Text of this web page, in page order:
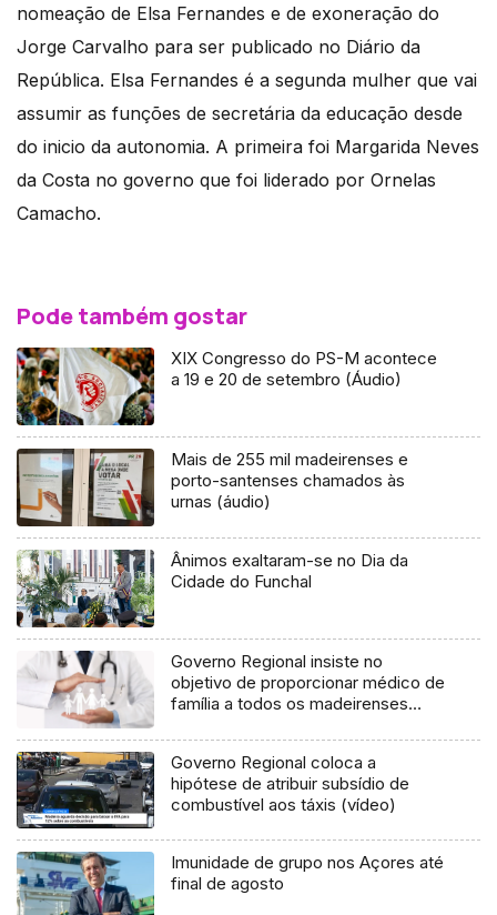
nomeação de Elsa Fernandes e de exoneração do
Jorge Carvalho para ser publicado no Diário da
República. Elsa Fernandes é a segunda mulher que vai
assumir as funções de secretária da educação desde
do inicio da autonomia. A primeira foi Margarida Neves
da Costa no governo que foi liderado por Ornelas
Camacho.
Pode também gostar
XIX Congresso do PS-M acontece
a 19 e 20 de setembro (Áudio)
Mais de 255 mil madeirenses e
porto-santenses chamados às
urnas (áudio)
Ânimos exaltaram-se no Dia da
Cidade do Funchal
Governo Regional insiste no
objetivo de proporcionar médico de
família a todos os madeirenses
Governo Regional coloca a
hipótese de atribuir subsídio de
combustível aos táxis (vídeo)
Imunidade de grupo nos Açores até
final de agosto